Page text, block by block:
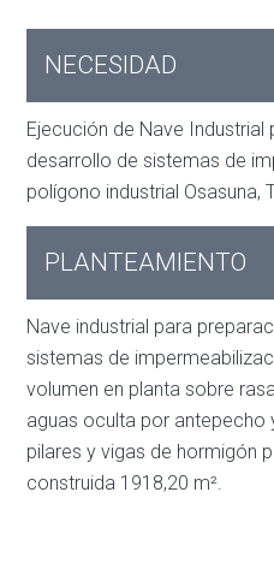
NECESIDAD
Ejecución de Nave
desarrollo de sistemas de
polígono industrial Osasuna,
PLANTEAMIENTO
Nave industrial para
sistemas de
volumen en planta sobre
aguas oculta por antepecho
pilares y vigas de hormigón
construida 1918,20 m².